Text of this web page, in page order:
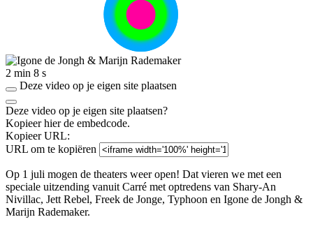
2 min 8 s
Deze video op je eigen site plaatsen
Deze video op je eigen site plaatsen?
Kopieer hier de embedcode.
Kopieer URL:
URL om te kopiëren
Op 1 juli mogen de theaters weer open! Dat vieren we met een
speciale uitzending vanuit Carré met optredens van Shary-An
Nivillac, Jett Rebel, Freek de Jonge, Typhoon en Igone de Jongh &
Marijn Rademaker.